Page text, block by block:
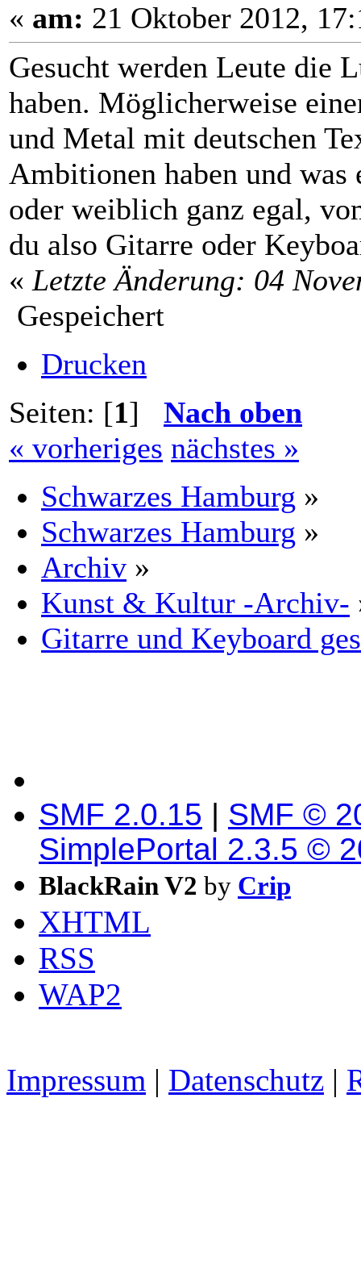
« am: 21 Oktober 2012,
Gesucht werden Leute die
haben. Möglicherweise
und Metal mit deutschen
Ambitionen haben und
oder weiblich ganz egal,
du also Gitarre oder
« Letzte Änderung: 04
Gespeichert
Drucken
Seiten: [1] Nach oben
« vorheriges nächstes »
Schwarzes Hamburg »
Schwarzes Hamburg »
Archiv »
Kunst & Kultur -Archiv-
Gitarre und Keyboard
SMF 2.0.15 | SMF ©
SimplePortal 2.3.5 ©
BlackRain V2 by Crip
XHTML
RSS
WAP2
Impressum | Datenschutz |